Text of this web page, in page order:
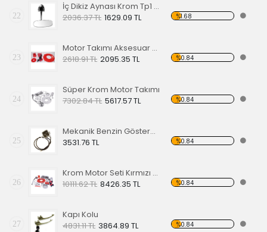
22
İç Dikiz Aynası Krom Tp1 58-64
2036.37 TL 1629.09 TL %1.68
23
Motor Takımı Aksesuar Kiti Kırmızı
2618.91 TL 2095.35 TL %0.84
24
Süper Krom Motor Takımı
7302.84 TL 5617.57 TL %0.84
25
Mekanik Benzin Göstergesi 1962-1967 Model OE 113919029
3531.76 TL
%0.84
26
Krom Motor Seti Kırmızı Süper Delüks
10111.62 TL 8426.35 TL %0.84
27
Kapı Kolu
4831.11 TL 3864.89 TL %0.84